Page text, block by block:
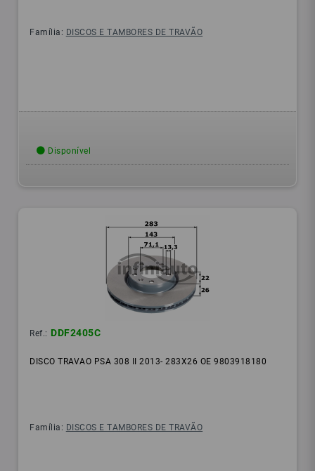
Família: DISCOS E TAMBORES DE TRAVÃO
Disponível
Ref.: DDF2405C
DISCO TRAVAO PSA 308 II 2013- 283X26 OE 9803918180
Família: DISCOS E TAMBORES DE TRAVÃO